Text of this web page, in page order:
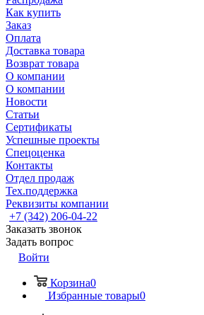
Как купить
Заказ
Оплата
Доставка товара
Возврат товара
О компании
О компании
Новости
Статьи
Сертификаты
Успешные проекты
Спецоценка
Контакты
Отдел продаж
Тех.поддержка
Реквизиты компании
+7 (342) 206-04-22
Заказать звонок
Задать вопрос
Войти
Корзина0
Избранные товары0